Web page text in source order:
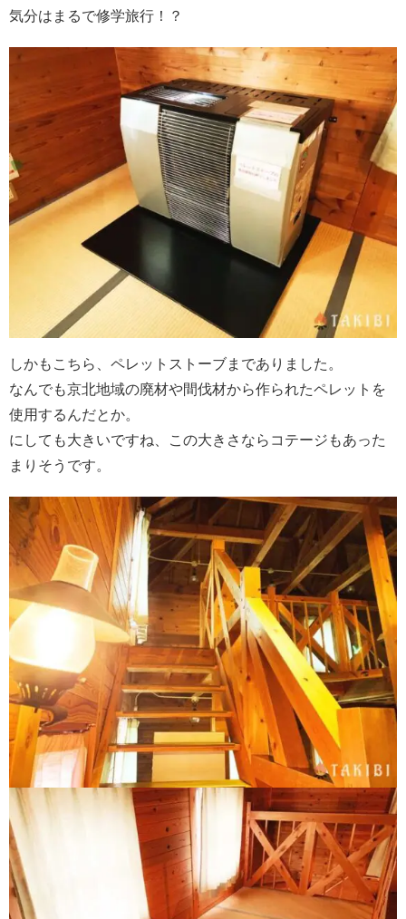
気分はまるで修学旅行！？
しかもこちら、ペレットストーブまでありました。
なんでも京北地域の廃材や間伐材から作られたペレットを
使用するんだとか。
にしても大きいですね、この大きさならコテージもあった
まりそうです。